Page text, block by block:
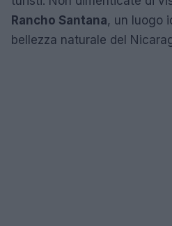
Rancho Santana, un luogo
bellezza naturale del